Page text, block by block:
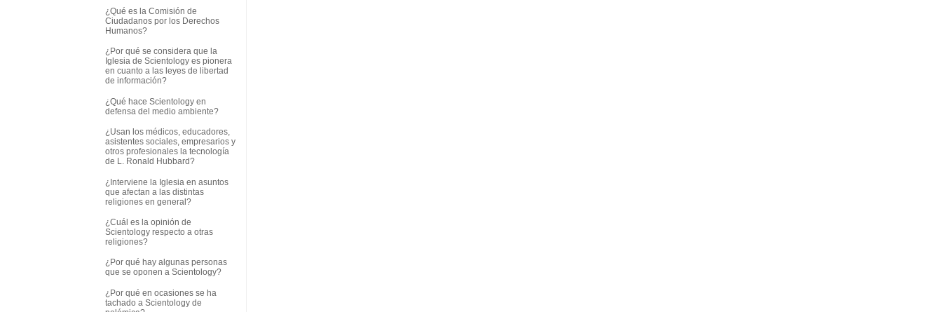
¿Qué es la Comisión de
Ciudadanos por los Derechos
Humanos?
¿Por qué se considera que la
Iglesia de Scientology es pionera
en cuanto a las leyes de libertad
de información?
¿Qué hace Scientology en
defensa del medio ambiente?
¿Usan los médicos, educadores,
asistentes sociales, empresarios y
otros profesionales la tecnología
de L. Ronald Hubbard?
¿Interviene la Iglesia en asuntos
que afectan a las distintas
religiones en general?
¿Cuál es la opinión de
Scientology respecto a otras
religiones?
¿Por qué hay algunas personas
que se oponen a Scientology?
¿Por qué en ocasiones se ha
tachado a Scientology de